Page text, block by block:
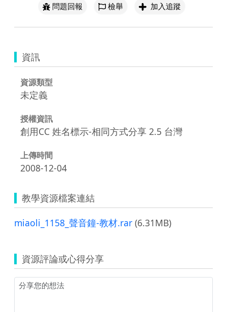
問題回報
檢舉 加入追蹤
資訊
資源類型
未定義
授權資訊
創用CC 姓名標示-相同方式分享 2.5 台灣
上傳時間
2008-12-04
教學資源檔案連結
miaoli_1158_聲音鐘-教材.rar (6.31MB)
資源評論或心得分享